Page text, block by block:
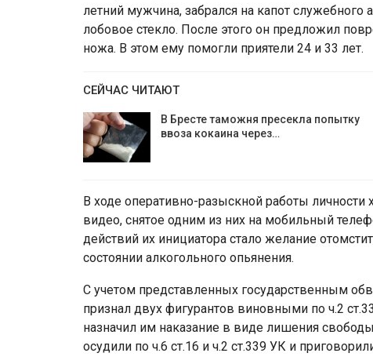
летний мужчина, забрался на капот
лобовое стекло. После этого он предложил
ножа. В этом ему помогли приятели 24 и 33 лет.
СЕЙЧАС ЧИТАЮТ
В Бресте таможня пресекла попытку
ввоза кокаина через…
В ходе оперативно-разыскной работы
видео, снятое одним из них на мобильный
действий их инициатора стало желание
состоянии алкогольного опьянения.
С учетом представленных государственным
признал двух фигурантов виновными по ч.2
назначил им наказание в виде лишения
осудили по ч.6 ст.16 и ч.2 ст.339 УК и